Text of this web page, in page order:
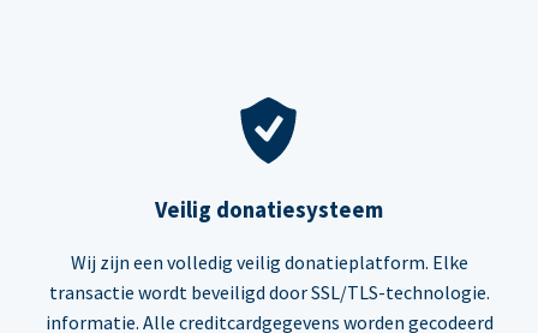
Veilig donatiesysteem
Wij zijn een volledig veilig donatieplatform. Elke
transactie wordt beveiligd door SSL/TLS-technologie.
informatie. Alle creditcardgegevens worden gecodeerd